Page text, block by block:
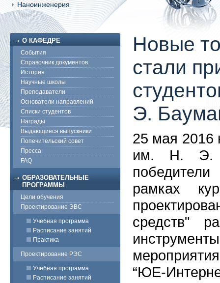
Наноинженерия
О КАФЕДРЕ
События
Справочник документов
История
Научные школы
Преподаватели
Основатели направлений
Списки студентов
Награды
Выдающиеся выпускники
Попечительский совет
Пресса
FAQ
ОБРАЗОВАТЕЛЬНЫЕ
ПРОГРАММЫ
Цели обучения
Проектирование ЭВС
Учебная программа
Расписание занятий
Практика
Проектирование РЭС
Учебная программа
Расписание занятий
Новые
стали
Э.
25 мая
им. Н. Э.
рамках
средств"
“ЮЕ-